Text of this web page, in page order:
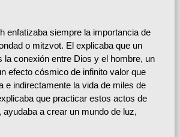
enfatizaba siempre la importancia de
o mitzvot. El explicaba que un
la conexión entre Dios y el hombre, un
efecto cósmico de infinito valor que
e indirectamente la vida de miles de
que practicar estos actos de
ayudaba a crear un mundo de luz,